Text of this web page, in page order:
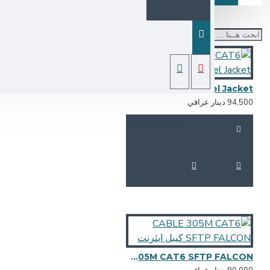
دينار عراقي
CABLE 305M CAT6 SFTP FALCON كيبل ايثرنت